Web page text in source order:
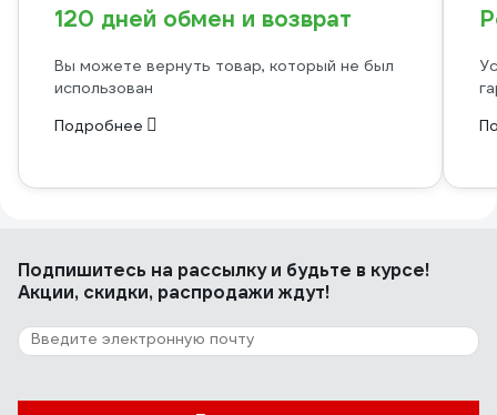
120 дней обмен и возврат
Вы можете вернуть товар, который не был
использован
Подробнее
Подпишитесь на рассылкуи будьте в курсе!
Акции, скидки, распродажи ждут!